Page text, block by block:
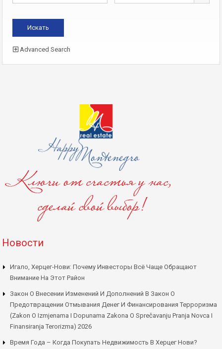
Advanced Search
Новости
Игало, Херцег-Нови: Почему Инвесторы Всё Чаще Обращают
Внимание На Этот Район
Закон О Внесении Изменений И Дополнений В Закон О
Предотвращении Отмывания Денег И Финансирования Терроризма
(Zakon O Izmjenama I Dopunama Zakona O Sprečavanju Pranja Novca I
Finansiranja Terorizma) 2026
Время Года – Когда Покупать Недвижимость В Херцег Нови?